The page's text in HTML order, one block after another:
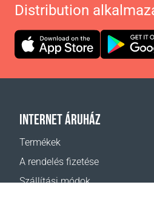
Distribution
INTERNET ÁRUHÁZ
Termékek
A rendelés fizetése
Szállítási módok